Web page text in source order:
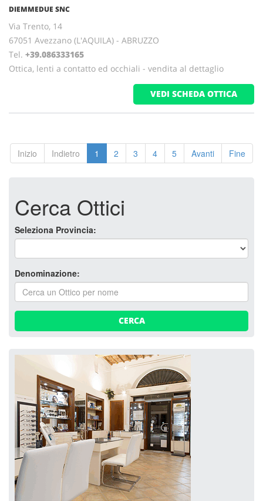
DIEMMEDUE SNC
Via Trento, 14
67051 Avezzano (L'AQUILA) - ABRUZZO
Tel. +39.086333165
Ottica, lenti a contatto ed occhiali - vendita al dettaglio
VEDI SCHEDA OTTICA
Inizio Indietro 1 2 3 4 5 Avanti Fine
Cerca Ottici
Seleziona Provincia:
Denominazione:
CERCA